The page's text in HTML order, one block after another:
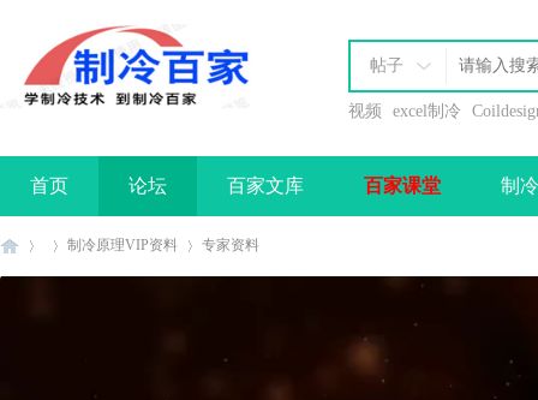
帖子
视频 excel制冷
首页 论坛 百家文库 百家课堂 制
办理会员制冷原理VIP资料 专家资料